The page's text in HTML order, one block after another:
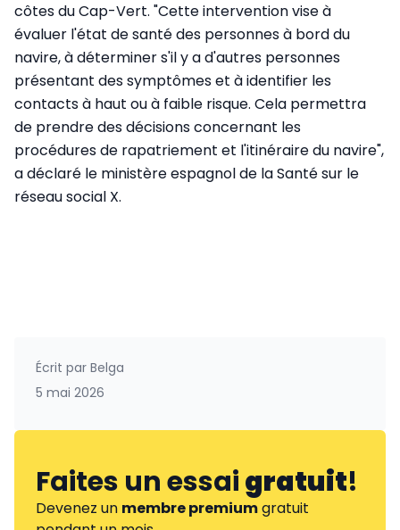
côtes du Cap-Vert. "Cette intervention vise à
évaluer l'état de santé des personnes à bord du
navire, à déterminer s'il y a d'autres personnes
présentant des symptômes et à identifier les
contacts à haut ou à faible risque. Cela permettra
de prendre des décisions concernant les
procédures de rapatriement et l'itinéraire du navire",
a déclaré le ministère espagnol de la Santé sur le
réseau social X.
Écrit par Belga
5 mai 2026
Faites un essaigratuit!
Devenez un membre premiumgratuit